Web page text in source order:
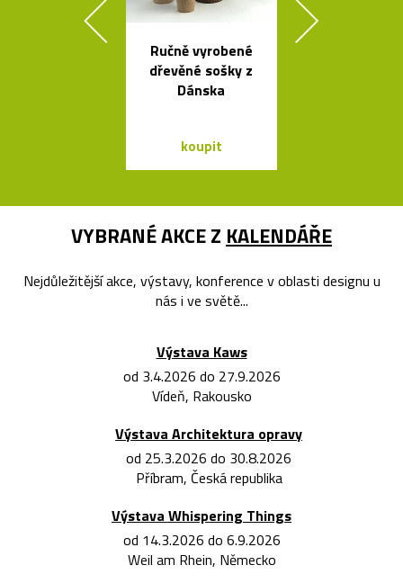
Ručně vyrobené
dřevěné sošky z
Dánska
koupit
VYBRANÉ AKCE Z KALENDÁŘE
Nejdůležitější akce, výstavy, konference v oblasti designu u
nás i ve světě...
Výstava Kaws
od 3.4.2026 do 27.9.2026
Vídeň, Rakousko
Výstava Architektura opravy
od 25.3.2026 do 30.8.2026
Příbram, Česká republika
Výstava Whispering Things
od 14.3.2026 do 6.9.2026
Weil am Rhein, Německo